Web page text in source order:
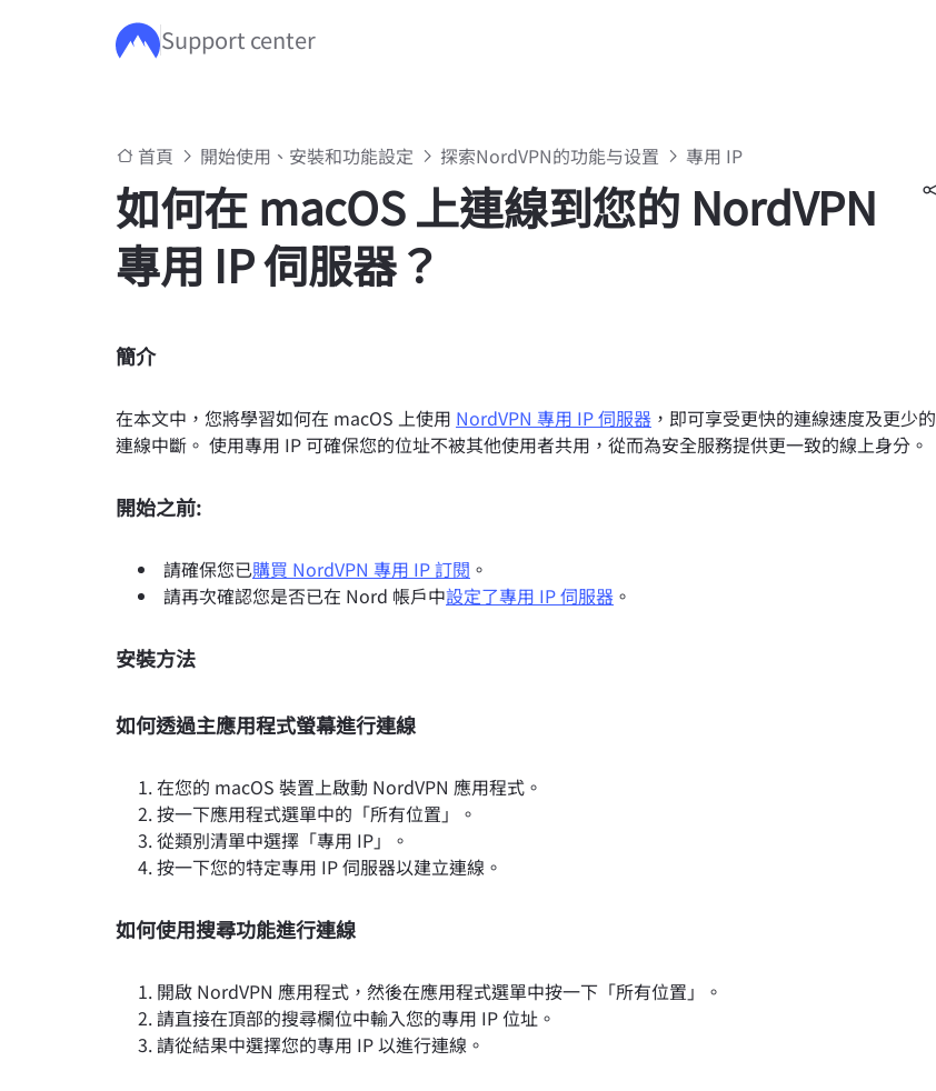
跳至主要內容
Support center
首頁 開始使用、安裝和功能設定 探索NordVPN的功能与设置 專用 IP
如何在 macOS 上連線到您的 NordVPN
專用 IP 伺服器？
簡介
在本文中，您將學習如何在 macOS 上使用 NordVPN 專用 IP 伺服器 ，即可享受更快的連線速度及更少的
連線中斷。 使用專用 IP 可確保您的位址不被其他使用者共用，從而為安全服務提供更一致的線上身分。
開始之前:
請確保您已購買 NordVPN 專用 IP 訂閱 。
請再次確認您是否已在 Nord 帳戶中設定了專用 IP 伺服器 。
安裝方法
如何透過主應用程式螢幕進行連線
在您的 macOS 裝置上啟動 NordVPN 應用程式。
按一下應用程式選單中的「所有位置」。
從類別清單中選擇「專用 IP」。
按一下您的特定專用 IP 伺服器以建立連線。
如何使用搜尋功能進行連線
開啟 NordVPN 應用程式，然後在應用程式選單中按一下「所有位置」。
請直接在頂部的搜尋欄位中輸入您的專用 IP 位址。
請從結果中選擇您的專用 IP 以進行連線。